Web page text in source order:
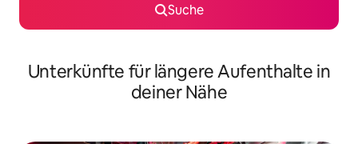
Suche
Unterkünfte für längere Aufenthalte in
deiner Nähe